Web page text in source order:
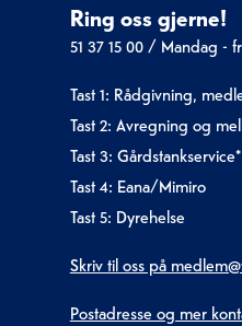
Ring oss gjerne!
51 37 15 00/ Mandag -
Tast 1: Rådgivning,
Tast 2: Avregning og
Tast 3: Gårdstankservice*
Tast 4: Eana/Mimiro
Tast 5: Dyrehelse
Skriv til oss på
Postadresse og mer